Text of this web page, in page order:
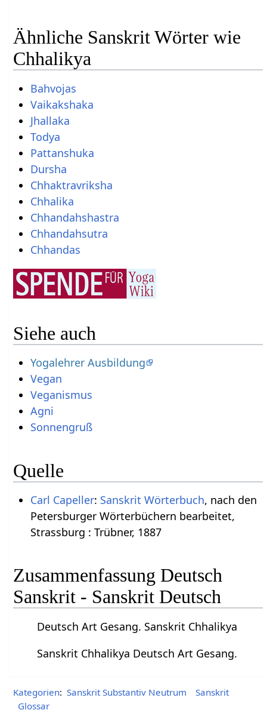
Ähnliche Sanskrit Wörter wie
Chhalikya
Bahvojas
Vaikakshaka
Jhallaka
Todya
Pattanshuka
Dursha
Chhaktravriksha
Chhalika
Chhandahshastra
Chhandahsutra
Chhandas
Siehe auch
Yogalehrer Ausbildung
Vegan
Veganismus
Agni
Sonnengruß
Quelle
Carl Capeller: Sanskrit Wörterbuch, nach den
Petersburger Wörterbüchern bearbeitet,
Strassburg : Trübner, 1887
Zusammenfassung Deutsch
Sanskrit - Sanskrit Deutsch
Deutsch Art Gesang. Sanskrit Chhalikya
Sanskrit Chhalikya Deutsch Art Gesang.
Kategorien: Sanskrit Substantiv Neutrum
Sanskrit
Glossar